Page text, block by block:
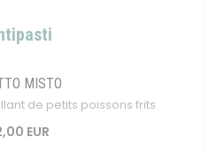
MISTO
de petits poissons frits
EUR